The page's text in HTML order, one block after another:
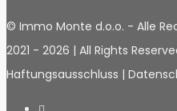
© Immo Monte d.o.o. - Alle
2021 - 2026 | All Rights
Haftungsausschluss |